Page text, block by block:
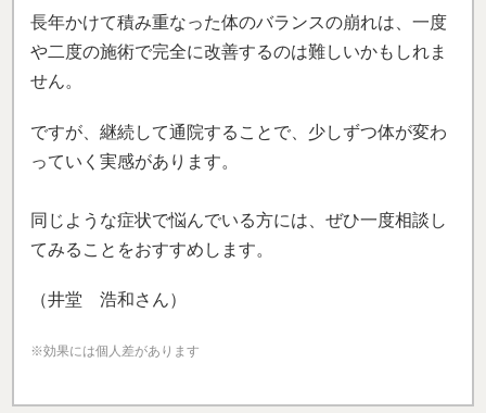
長年かけて積み重なった体のバランスの崩れは、一度
や二度の施術で完全に改善するのは難しいかもしれま
せん。
ですが、継続して通院することで、少しずつ体が変わ
っていく実感があります。
同じような症状で悩んでいる方には、ぜひ一度相談し
てみることをおすすめします。
（井堂 浩和さん）
※効果には個人差があります